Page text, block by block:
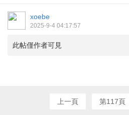
xoebe
2025-9-4 04:17:57
此帖僅作者可見
上一頁 第117頁